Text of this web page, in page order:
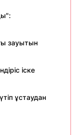
зауытын
іске
ұстаудан